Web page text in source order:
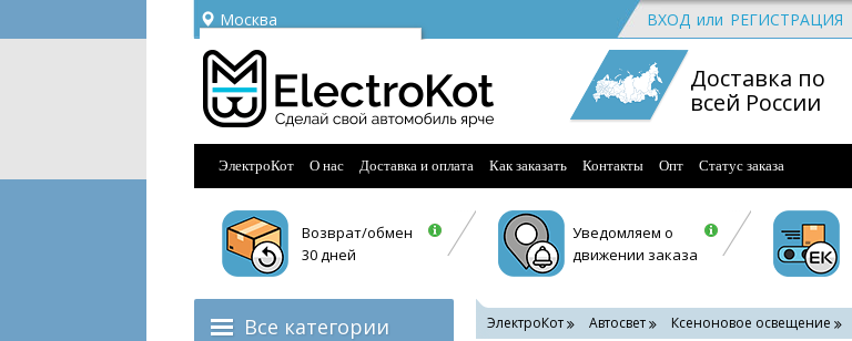
Москва
Ваш город —
Угадали?
ВХОД или РЕГИСТРАЦИЯ
Доставка по
всей России
ЭлектроКот О нас Доставка и оплата Как заказать Контакты Опт Статус заказа
Возврат/обмен
30 дней
Уведомляем о
движении заказа
Все категории ЭлектроКот Автосвет Ксеноновое освещение